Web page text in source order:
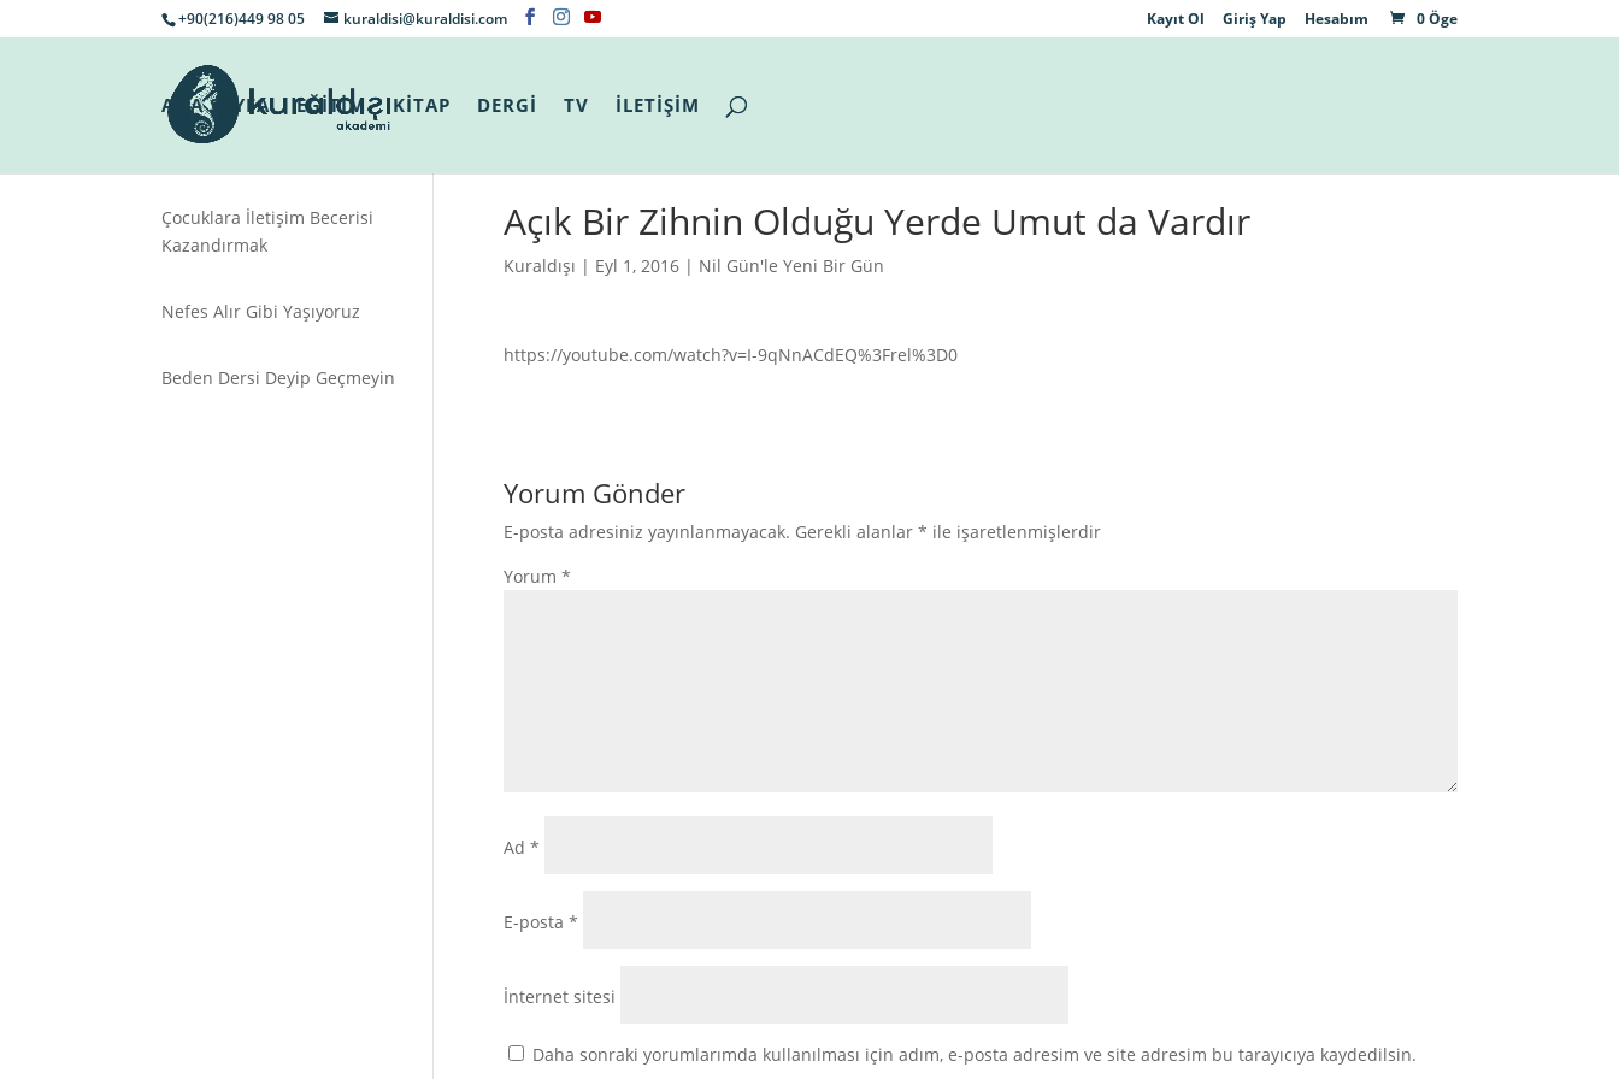
+90(216)449 98 05 kuraldisi@kuraldisi.com Kayıt Ol Giriş Yap Hesabım 0 Öge
ANA SAYFA EĞİTİM KİTAP DERGİ TV İLETİŞİM
Açık Bir Zihnin Olduğu Yerde Umut da Vardır
Kuraldışı | Eyl 1, 2016 | Nil Gün'le Yeni Bir Gün
https://youtube.com/watch?v=I-9qNnACdEQ%3Frel%3D0
Yorum Gönder
E-posta adresiniz yayınlanmayacak. Gerekli alanlar * ile işaretlenmişlerdir
Yorum *
Ad *
E-posta *
İnternet sitesi
Daha sonraki yorumlarımda kullanılması için adım, e-posta adresim ve site adresim bu tarayıcıya kaydedilsin.
Çocuklara İletişim Becerisi
Kazandırmak
Nefes Alır Gibi Yaşıyoruz
Beden Dersi Deyip Geçmeyin